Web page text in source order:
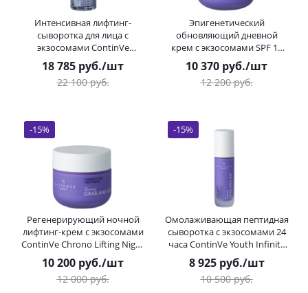
Интенсивная лифтинг-
сыворотка для лица с
экзосомами ContinVe
MicroPulse Lifting Serum
HISTOMER (Хистомер) 30 мл
18 785 руб./шт
22 100руб.
Эпигенетический
обновляющий дневной
крем с экзосомами SPF 15
ContinVe Epigenetic Renewal
Day Cream HISTOMER
(Хистомер) 50 мл
10 370 руб./шт
12 200руб.
Регенерирующий ночной
лифтинг-крем с экзосомами
ContinVe Chrono Lifting Night
Cream HISTOMER (Хистомер)
50 мл
10 200 руб./шт
12 000руб.
-15%
Омолаживающая пептидная
сыворотка с экзосомами 24
часа ContinVe Youth Infinity
Serum HISTOMER (Хистомер)
30 мл
8 925руб./шт
10 500руб.
-15%